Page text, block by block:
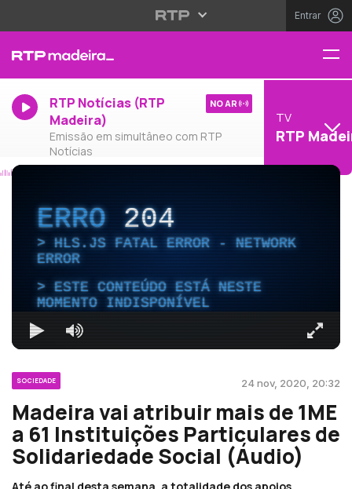
Entrar
RTP Notícias (RTP
Madeira)
Emissão em simultâneo com RTP
Notícias
NO AR
TV
RTP
ERRO204
HLS.JS FATAL ERROR - NETWORK
ERROR
ESTE CONTEÚDO ESTÁ NESTE
MOMENTO INDISPONÍVEL
SOCIEDADE 24 nov, 2020, 20:32
Madeira vai atribuir mais de 1ME
a 61 Instituições Particulares de
Solidariedade Social (Áudio)
Até ao final desta semana, a totalidade dos apoios,